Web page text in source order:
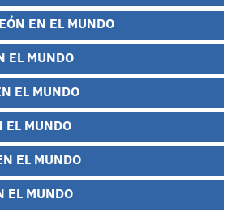
EN EL MUNDO
EL MUNDO
EL MUNDO
EL MUNDO
EL MUNDO
EL MUNDO